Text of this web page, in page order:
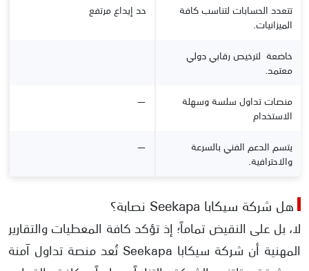
تتعدد الحسابات لتناسب كافة
الميزانيات.
حد إيداع مرتفع
خاضعة لترخيص رقابي دولي
معتمد.
منصات تداول سلسة وسهلة
الاستخدام
—
يتسم الدعم الفني بالسرعة
والاحترافية.
—
هل شركة سيكابا Seekapa نصابة؟
لا، بل على النقيض تماماً؛ إذ تؤكد كافة المعطيات والتقارير
المهنية أن شركة سيكابا Seekapa تُعد منصة تداول آمنة